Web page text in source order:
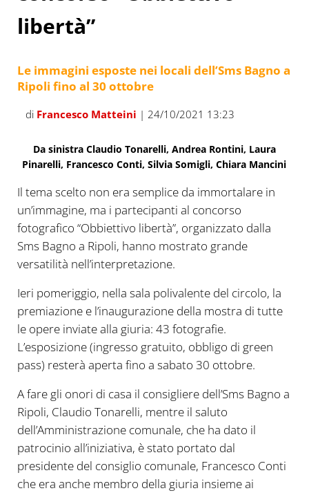
libertà”
Le immagini esposte nei locali dell’Sms Bagno a
Ripoli fino al 30 ottobre
di Francesco Matteini | 24/10/2021 13:23
Da sinistra Claudio Tonarelli, Andrea Rontini, Laura
Pinarelli, Francesco Conti, Silvia Somigli, Chiara Mancini
Il tema scelto non era semplice da immortalare in
un’immagine, ma i partecipanti al concorso
fotografico “Obbiettivo libertà”, organizzato dalla
Sms Bagno a Ripoli, hanno mostrato grande
versatilità nell’interpretazione.
Ieri pomeriggio, nella sala polivalente del circolo, la
premiazione e l’inaugurazione della mostra di tutte
le opere inviate alla giuria: 43 fotografie.
L’esposizione (ingresso gratuito, obbligo di green
pass) resterà aperta fino a sabato 30 ottobre.
A fare gli onori di casa il consigliere dell’Sms Bagno a
Ripoli, Claudio Tonarelli, mentre il saluto
dell’Amministrazione comunale, che ha dato il
patrocinio all’iniziativa, è stato portato dal
presidente del consiglio comunale, Francesco Conti
che era anche membro della giuria insieme ai